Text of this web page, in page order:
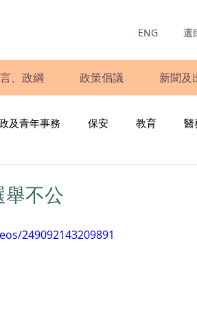
ENG 選
、政綱 政策倡議 新聞及
及青年事務 保安 教育 醫
選舉 義工
不公
249092143209891